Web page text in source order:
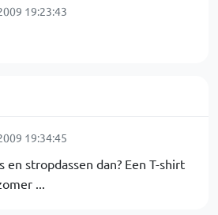
19:23:43
19:34:45
en stropdassen dan? Een T-shirt
...